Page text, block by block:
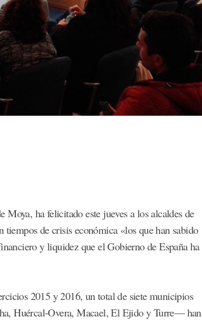
Moya, ha felicitado este jueves a los alcaldes de
de crisis económica «los que han sabido
y liquidez que el Gobierno de España ha
2015 y 2016, un total de siete municipios
Huércal-Overa, Macael, El Ejido y Turre— han